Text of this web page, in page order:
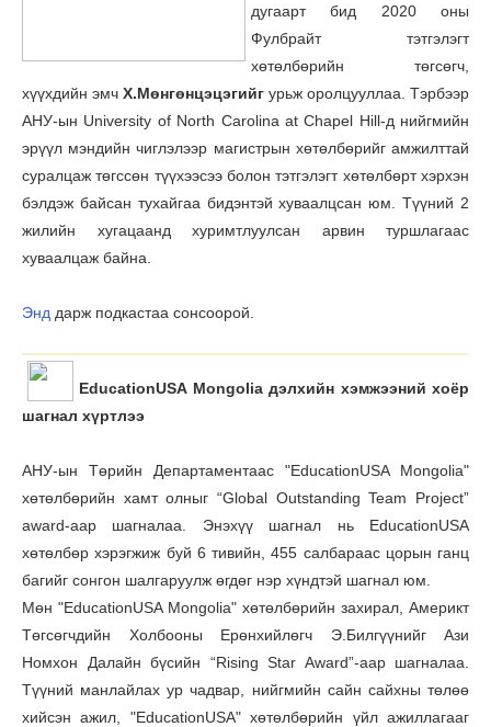
дугаарт бид 2020 оны
Фулбрайт тэтгэлэгт
хөтөлбөрийн төгсөгч,
хүүхдийн эмч Х.Мөнгөнцэцэгийг урьж оролцууллаа. Тэрбээр
АНУ-ын University of North Carolina at Chapel Hill-д нийгмийн
эрүүл мэндийн чиглэлээр магистрын хөтөлбөрийг амжилттай
суралцаж төгссөн түүхээсээ болон тэтгэлэгт хөтөлбөрт хэрхэн
бэлдэж байсан тухайгаа бидэнтэй хуваалцсан юм. Түүний 2
жилийн хугацаанд хуримтлуулсан арвин туршлагаас
хуваалцаж байна.
Энд дарж подкастаа сонсоорой.
EducationUSA Mongolia дэлхийн хэмжээний хоёр
шагнал хүртлээ
АНУ-ын Төрийн Департаментаас "EducationUSA Мongolia"
хөтөлбөрийн хамт олныг “Global Outstanding Team Project”
award-аар шагналаа. Энэхүү шагнал нь EducationUSA
хөтөлбөр хэрэгжиж буй 6 тивийн, 455 салбараас цорын ганц
багийг сонгон шалгаруулж өгдөг нэр хүндтэй шагнал юм.
Мөн "EducationUSA Мongolia" хөтөлбөрийн захирал, Америкт
Төгсөгчдийн Холбооны Ерөнхийлөгч Э.Билгүүнийг Ази
Номхон Далайн бүсийн “Rising Star Award”-аар шагналаа.
Түүний манлайлах ур чадвар, нийгмийн сайн сайхны төлөө
хийсэн ажил, "EducationUSA" хөтөлбөрийн үйл ажиллагааг